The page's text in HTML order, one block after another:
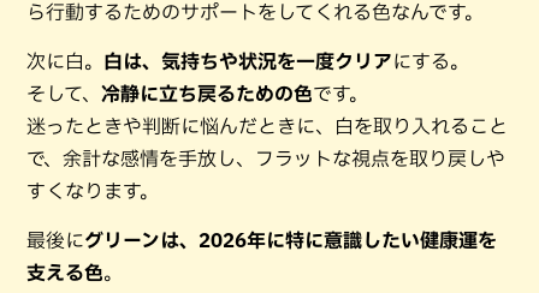
ら行動するためのサポートをしてくれる色なんです。
次に白。 白は、気持ちや状況を一度クリアにする。
そして、 冷静に立ち戻るための色です。
迷ったときや判断に悩んだときに、白を取り入れること
で、余計な感情を手放し、フラットな視点を取り戻しや
すくなります。
最後にグリーンは、2026年に特に意識したい健康運を
支える色。